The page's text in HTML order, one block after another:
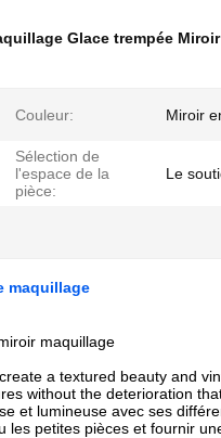
Glace trempée
Couleur: Miroir
Sélection de
l'espace de la
pièce:
Le
maquillage
maquillage
a textured beauty and
without the deterioration
et lumineuse avec ses
petites pièces et fournir